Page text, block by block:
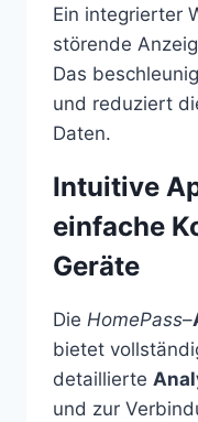
Ein integrierter
störende
Das
und reduziert
Daten.
Intuitive
einfache
Geräte
Die HomePass–
bietet
detaillierte
und zur